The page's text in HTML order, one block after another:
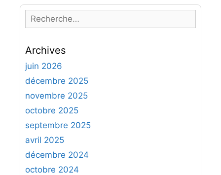
e
h
e
r
h
e
r
:
Archives
juin 2026
décembre 2025
novembre 2025
octobre 2025
septembre 2025
avril 2025
décembre 2024
octobre 2024